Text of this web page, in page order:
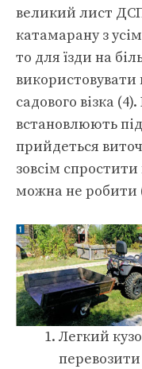
великий лист
катамарану з
то для їзди на
використовувати
садового візка
встановлюють
прийдеться
зовсім спростити
можна не робити
Легкий
перевозити